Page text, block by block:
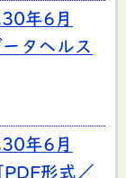
年6月
タヘルス
年6月